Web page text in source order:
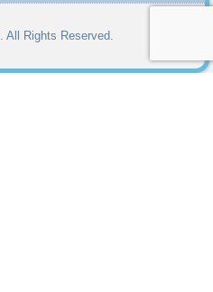
All Rights Reserved.